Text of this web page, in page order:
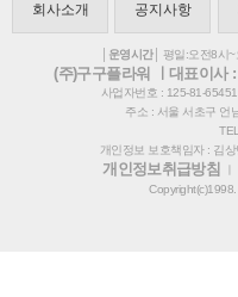
회사소개 공지사항
│운영시간│ 평일:오전8시~
(주)구구플라워 ㅣ대표이사
사업자번호 : 125-81-
주소 : 서울 서초구 언
개인정보 보호책임자 : 김
개인정보취급방침